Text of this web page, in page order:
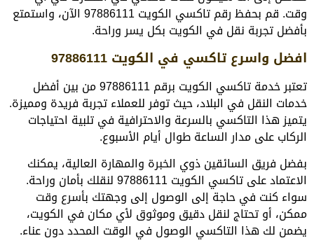
وقت. قم بحفظ رقم تاكسي الكويت 97886111 الآن، واستمتع
بأفضل تجربة نقل في الكويت بكل يسر وراحة.
افضل واسرع تاكسي في الكويت 97886111
تعتبر خدمة تاكسي الكويت برقم 97886111 من بين أفضل
خدمات النقل في البلاد، حيث توفر للعملاء تجربة فريدة ومميزة.
يتميز هذا التاكسي بالسرعة والاحترافية في تلبية احتياجات
الركاب على مدار الساعة طوال أيام الأسبوع.
بفضل فريق السائقين ذوي الخبرة والمهارة العالية، يمكنك
الاعتماد على تاكسي الكويت 97886111 لنقلك بأمان وراحة.
سواء كنت في حاجة إلى الوصول إلى وجهتك بأسرع وقت
ممكن، أو تحتاج لنقل دقيق وموثوق لأي مكان في الكويت،
يضمن لك هذا التاكسي الوصول في الوقت المحدد دون عناء.